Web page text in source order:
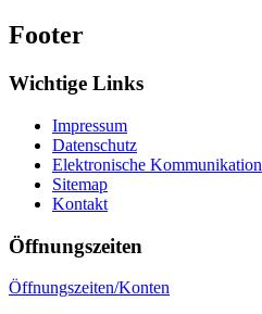
Footer
Wichtige Links
Impressum
Datenschutz
Elektronische Kommunikation
Sitemap
Kontakt
Öffnungszeiten
Öffnungszeiten/Konten